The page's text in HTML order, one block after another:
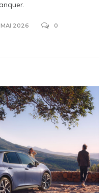
2026 0